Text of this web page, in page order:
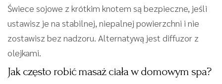
Świece sojowe z krótkim knotem są bezpieczne, jeśli
ustawisz je na stabilnej, niepalnej powierzchni i nie
zostawisz bez nadzoru. Alternatywą jest diffuzor z
olejkami.
Jak często robić masaż ciała w domowym spa?